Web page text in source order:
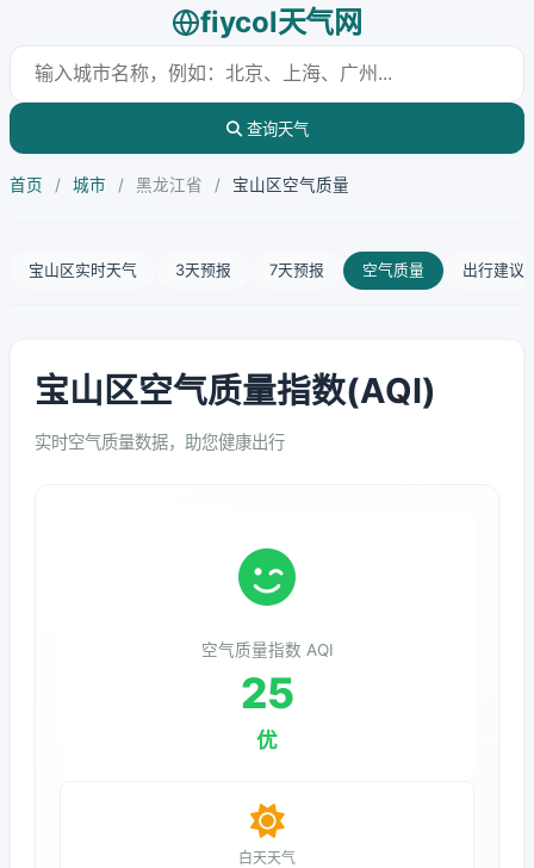
fiycol天气网
查询天气
首页 / 城市 / 黑龙江省 / 宝山区空气质量
宝山区实时天气 3天预报 7天预报 空气质量 出行建议
宝山区空气质量指数(AQI)
实时空气质量数据，助您健康出行
空气质量指数 AQI
25
优
白天天气